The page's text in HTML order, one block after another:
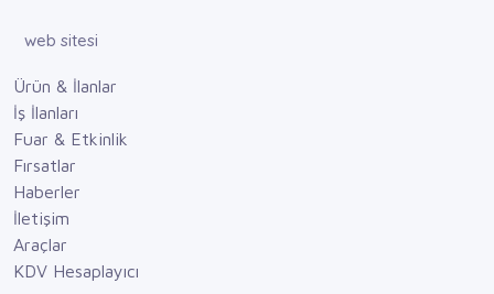
web sitesi
Ürün & İlanlar
İş İlanları
Fuar & Etkinlik
Fırsatlar
Haberler
İletişim
Araçlar
KDV Hesaplayıcı